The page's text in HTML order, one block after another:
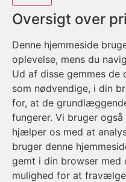
Oversigt over
Denne hjemmeside
oplevelse, mens du
Ud af disse gemmes de
som nødvendige, i din
for, at de
fungerer. Vi bruger
hjælper os med at
bruger denne
gemt i din browser med
mulighed for at